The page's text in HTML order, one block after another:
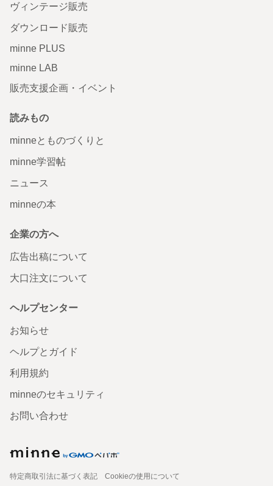
ヴィンテージ販売
ダウンロード販売
minne PLUS
minne LAB
販売支援企画・イベント
読みもの
minneとものづくりと
minne学習帖
ニュース
minneの本
企業の方へ
広告出稿について
大口注文について
ヘルプセンター
お知らせ
ヘルプとガイド
利用規約
minneのセキュリティ
お問い合わせ
特定商取引法に基づく表記
Cookieの使用について